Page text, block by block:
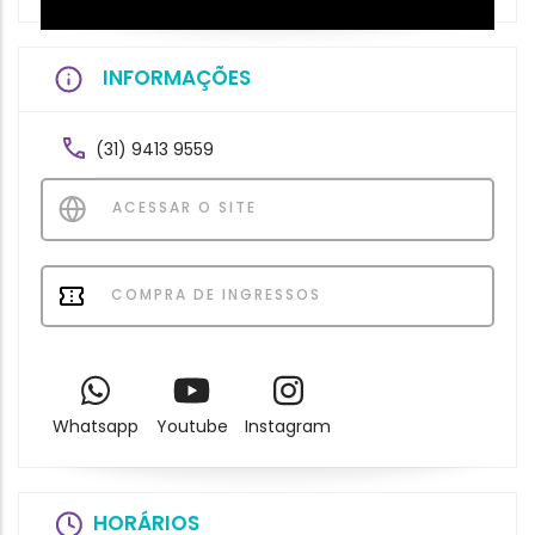
INFORMAÇÕES
(31) 9413 9559
ACESSAR O SITE
COMPRA DE INGRESSOS
Whatsapp Youtube Instagram
HORÁRIOS